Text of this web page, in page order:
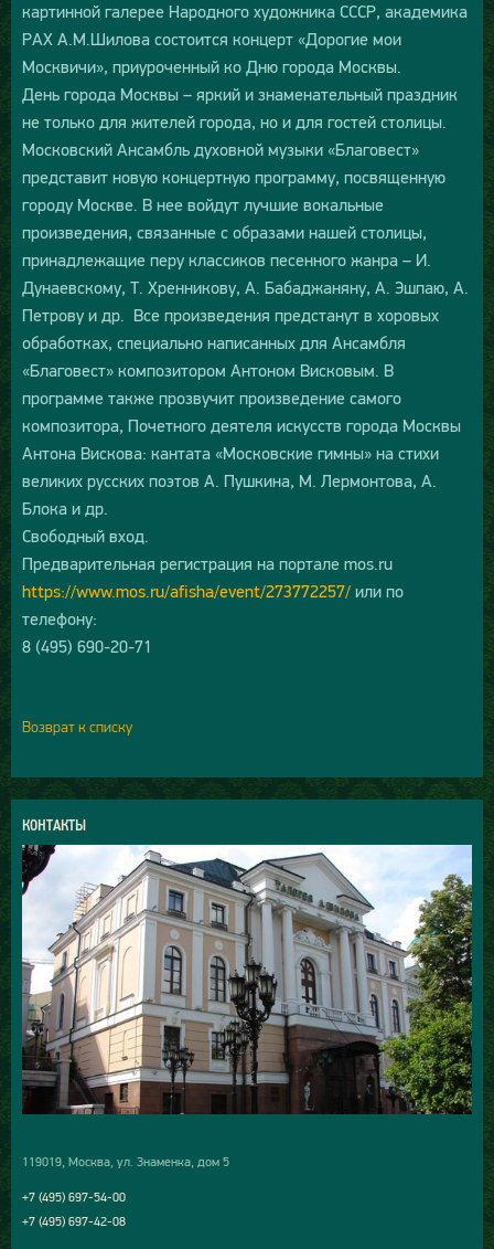
картинной галерее Народного художника СССР, академика
РАХ А.М.Шилова состоится концерт «Дорогие мои
Москвичи», приуроченный ко Дню города Москвы.
День города Москвы – яркий и знаменательный праздник
не только для жителей города, но и для гостей столицы.
Московский Ансамбль духовной музыки «Благовест»
представит новую концертную программу, посвященную
городу Москве. В нее войдут лучшие вокальные
произведения, связанные с образами нашей столицы,
принадлежащие перу классиков песенного жанра – И.
Дунаевскому, Т. Хренникову, А. Бабаджаняну, А. Эшпаю, А.
Петрову и др. Все произведения предстанут в хоровых
обработках, специально написанных для Ансамбля
«Благовест» композитором Антоном Висковым. В
программе также прозвучит произведение самого
композитора, Почетного деятеля искусств города Москвы
Антона Вискова: кантата «Московские гимны» на стихи
великих русских поэтов А. Пушкина, М. Лермонтова, А.
Блока и др.
Свободный вход.
Предварительная регистрация на портале mos.ru
https://www.mos.ru/afisha/event/273772257/ или по
телефону:
8 (495) 690-20-71
Возврат к списку
КОНТАКТЫ
119019, Москва, ул. Знаменка, дом 5
+7 (495) 697-54-00
+7 (495) 697-42-08